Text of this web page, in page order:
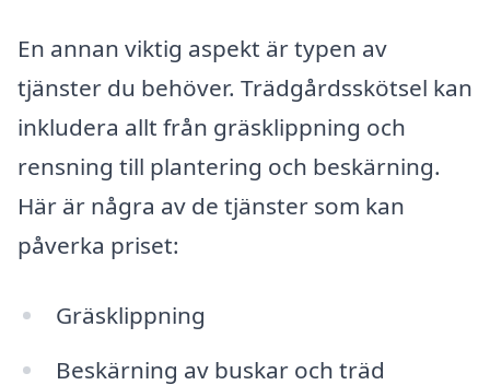
En annan viktig aspekt är typen av
tjänster du behöver. Trädgårdsskötsel kan
inkludera allt från gräsklippning och
rensning till plantering och beskärning.
Här är några av de tjänster som kan
påverka priset:
Gräsklippning
Beskärning av buskar och träd